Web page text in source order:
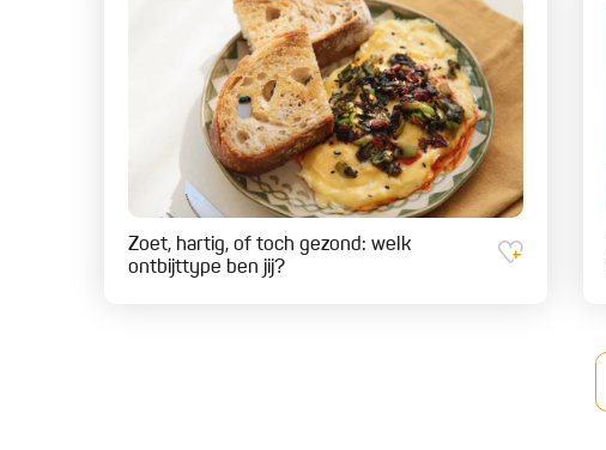
Zoet, hartig, of toch gezond: welk
ontbijttype ben jij?